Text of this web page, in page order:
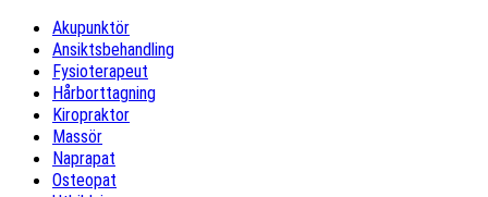
Akupunktör
Ansiktsbehandling
Fysioterapeut
Hårborttagning
Kiropraktor
Massör
Naprapat
Osteopat